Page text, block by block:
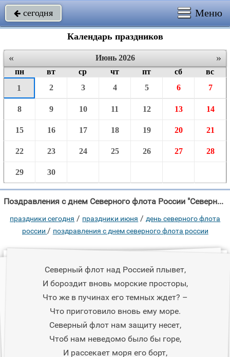
 сегодня Меню
Календарь праздников
« »
Июнь 2026
пн
вт ср чт пт сб
вс
1
2 3 4 5 6 7
8 9 10 11 12 13 14
15 16 17 18 19 20 21
22 23 24 25 26 27 28
29 30
Поздравления с днем Северного флота России "Северный флот над Россией плывет, И бороздит вновь морские просторы, Что же в"
праздники сегодня / праздники июня /день северного флота
россии / поздравления с днем северного флота россии
Северный флот над Россией плывет,
И бороздит вновь морские просторы,
Что же в пучинах его темных ждет? –
Что приготовило вновь ему море.
Северный флот нам защиту несет,
Чтоб нам неведомо было бы горе,
И рассекает моря его борт,